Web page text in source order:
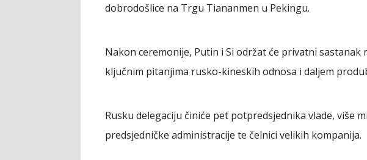
dobrodošlice na Trgu Tiananmen u Pekingu.
Nakon ceremonije, Putin i Si održat će privatni sastanak
ključnim pitanjima rusko-kineskih odnosa i daljem
Rusku delegaciju činiće pet potpredsjednika vlade, više
predsjedničke administracije te čelnici velikih kompanija.